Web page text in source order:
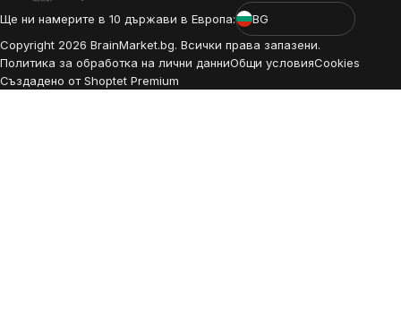
Ще ни намерите в 10 държави в Европа:
BG
Copyright 2026 BrainMarket.bg. Всички права запазени.
Политика за обработка на лични данниОбщи условияCookies
Създадено от Shoptet Premium